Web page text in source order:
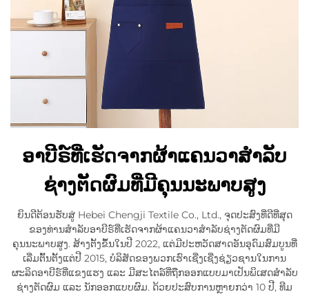
ອາບີຣ໌ທີ່ເຮັດຈາກຜ້າແຄນວາສໍາລັບ
ຊ່າງຕັດຜົມທີ່ມີຄຸນນະພາບສູງ
ຍິນດີຕ້ອນຮັບສູ່ Hebei Chengji Textile Co., Ltd., ຈຸດປະສົງທີ່ດີທີ່ສຸດ
ຂອງທ່ານສຳລັບອາບີຣ໌ທີ່ເຮັດຈາກຜ້າແຄນວາສໍາລັບຊ່າງຕັດຜົມທີ່ມີ
ຄຸນນະພາບສູງ. ສ້າງຕັ້ງຂຶ້ນໃນປີ 2022, ແຕ່ມີປະຫວັດສາດອັນອຸດົມສົມບູນທີ່
ເລີ່ມຕົ້ນຕັ້ງແຕ່ປີ 2015, ບໍລິສັດຂອງພວກເຮົາເຊີ່ງເຊີ່ງຊ່ຽວຊານໃນການ
ຜະລິດອາບີຣ໌ທີ່ແຂງແຮງ ແລະ ມີສະໄຕລ໌ທີ່ຖືກອອກແບບມາເປັນພິເສດສຳລັບ
ຊ່າງຕັດຜົມ ແລະ ນັກອອກແບບຜົມ. ດ້ວຍປະສົບການຫຼາຍກວ່າ 10 ປີ, ທີມ